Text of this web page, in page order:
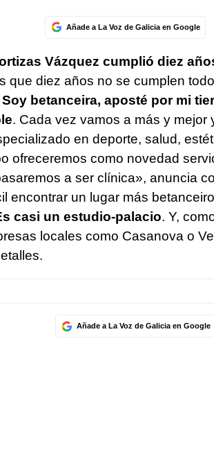
Añade a La Voz de Galicia en Google
Vázquez cumplió diez
que diez años no se cumplen
Soy betanceira, aposté por mi
. Cada vez vamos a más y mejor
en deporte, salud,
ofreceremos como novedad
a ser clínica», anuncia
encontrar un lugar más
casi un estudio-palacio. Y,
locales como Casanova o
Añade a La Voz de Galicia en Google